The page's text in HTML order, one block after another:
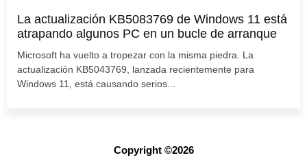
La actualización KB5083769 de Windows 11 está
atrapando algunos PC en un bucle de arranque
Microsoft ha vuelto a tropezar con la misma piedra. La
actualización KB5043769, lanzada recientemente para
Windows 11, está causando serios...
Copyright ©2026